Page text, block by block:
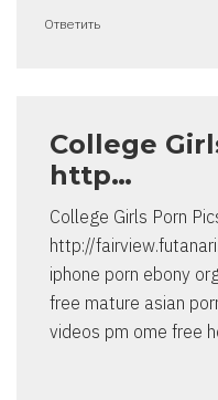
Ответить
College
http…
College Girls Porn
http://
iphone porn ebony
free mature asian
videos pm ome free